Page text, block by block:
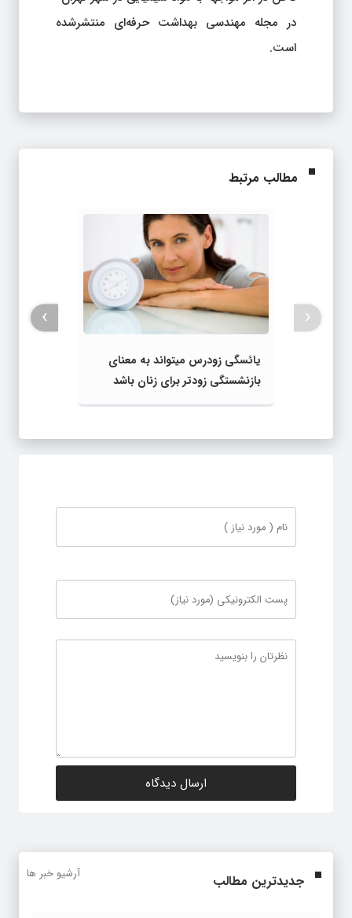
در مجله مهندسی بهداشت حرفه‌ای منتشرشده
است.
مطالب مرتبط
یائسگی زودرس میتواند به معنای
بازنشستگی زودتر برای زنان باشد
‹
›
جدیدترین مطالب آرشیو خبر ها